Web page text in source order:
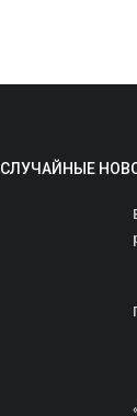
СЛУЧАЙНЫЕ